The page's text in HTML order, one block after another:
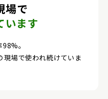
場で
います
。
場で使われ続けていま